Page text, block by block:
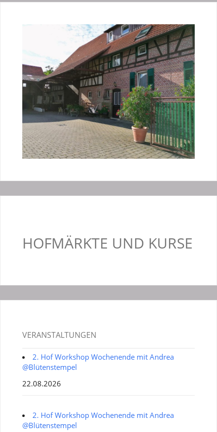
HOFMÄRKTE UND KURSE
VERANSTALTUNGEN
2. Hof Workshop Wochenende mit Andrea
@Blütenstempel
22.08.2026
2. Hof Workshop Wochenende mit Andrea
@Blütenstempel